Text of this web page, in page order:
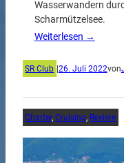
Wasserwandern
Scharmützelsee.
Weiterlesen →
SR Club |26. Juli 2022von
Charter, Cruising, Reviere